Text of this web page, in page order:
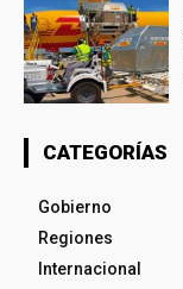
CATEGORÍAS
Gobierno
Regiones
Internacional